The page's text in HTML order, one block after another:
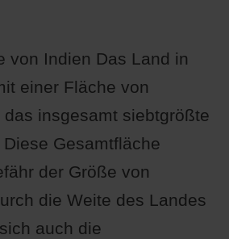
von Indien Das Land in
einer Fläche von
insgesamt siebtgrößte
Gesamtfläche
der Größe von
die Weite des Landes
auch die